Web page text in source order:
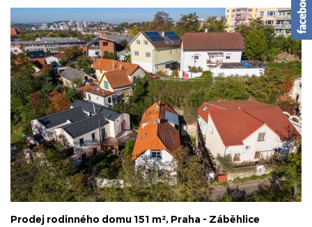
Prodej rodinného domu 151 m², Praha - Záběhlice